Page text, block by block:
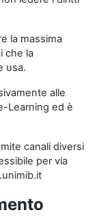
la massima
che la
usa.
alle
Learning ed è
canali diversi
per via